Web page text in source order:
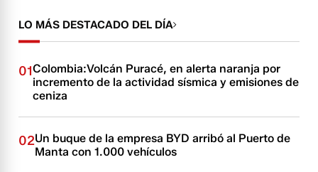
LO MÁS DESTACADO DEL DÍA
01Colombia:Volcán Puracé, en alerta naranja por
incremento de la actividad sísmica y emisiones de
ceniza
02Un buque de la empresa BYD arribó al Puerto de
Manta con 1.000 vehículos